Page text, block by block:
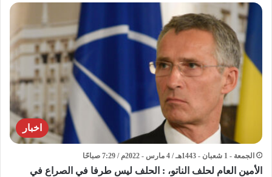
اخبار
الجمعة - 1 شعبان - 1443هـ / 4 مارس - 2022م / 7:29 صباحًا
الأمين العام لحلف الناتو، : الحلف ليس طرفا في الصراع في